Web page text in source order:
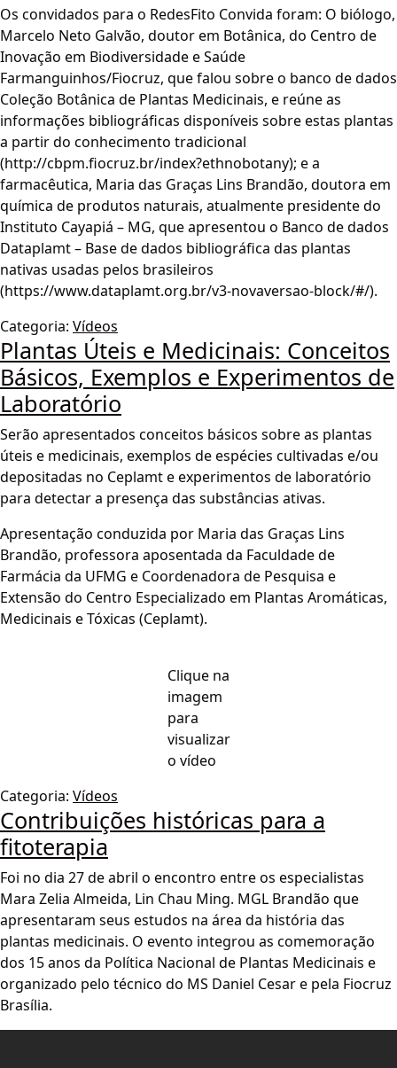
Os convidados para o RedesFito Convida foram: O biólogo,
Marcelo Neto Galvão, doutor em Botânica, do Centro de
Inovação em Biodiversidade e Saúde
Farmanguinhos/Fiocruz, que falou sobre o banco de dados
Coleção Botânica de Plantas Medicinais, e reúne as
informações bibliográficas disponíveis sobre estas plantas
a partir do conhecimento tradicional
(http://cbpm.fiocruz.br/index?ethnobotany); e a
farmacêutica, Maria das Graças Lins Brandão, doutora em
química de produtos naturais, atualmente presidente do
Instituto Cayapiá – MG, que apresentou o Banco de dados
Dataplamt – Base de dados bibliográfica das plantas
nativas usadas pelos brasileiros
(https://www.dataplamt.org.br/v3-novaversao-block/#/).
Categoria: Vídeos
Plantas Úteis e Medicinais: Conceitos
Básicos, Exemplos e Experimentos de
Laboratório
Serão apresentados conceitos básicos sobre as plantas
úteis e medicinais, exemplos de espécies cultivadas e/ou
depositadas no Ceplamt e experimentos de laboratório
para detectar a presença das substâncias ativas.
Apresentação conduzida por Maria das Graças Lins
Brandão, professora aposentada da Faculdade de
Farmácia da UFMG e Coordenadora de Pesquisa e
Extensão do Centro Especializado em Plantas Aromáticas,
Medicinais e Tóxicas (Ceplamt).
Clique na
imagem
para
visualizar
o vídeo
Categoria: Vídeos
Contribuições históricas para a
fitoterapia
Foi no dia 27 de abril o encontro entre os especialistas
Mara Zelia Almeida, Lin Chau Ming. MGL Brandão que
apresentaram seus estudos na área da história das
plantas medicinais. O evento integrou as comemoração
dos 15 anos da Política Nacional de Plantas Medicinais e
organizado pelo técnico do MS Daniel Cesar e pela Fiocruz
Brasília.